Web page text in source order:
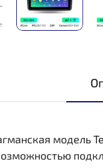
модель